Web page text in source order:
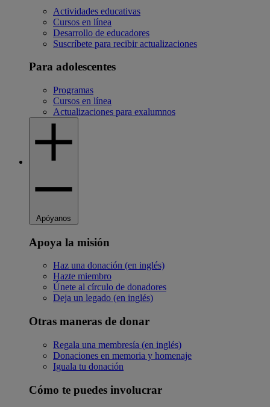
Actividades educativas
Cursos en línea
Desarrollo de educadores
Suscríbete para recibir actualizaciones
Para adolescentes
Programas
Cursos en línea
Actualizaciones para exalumnos
Apóyanos
Apoya la misión
Haz una donación (en inglés)
Hazte miembro
Únete al círculo de donadores
Deja un legado (en inglés)
Otras maneras de donar
Regala una membresía (en inglés)
Donaciones en memoria y homenaje
Iguala tu donación
Cómo te puedes involucrar